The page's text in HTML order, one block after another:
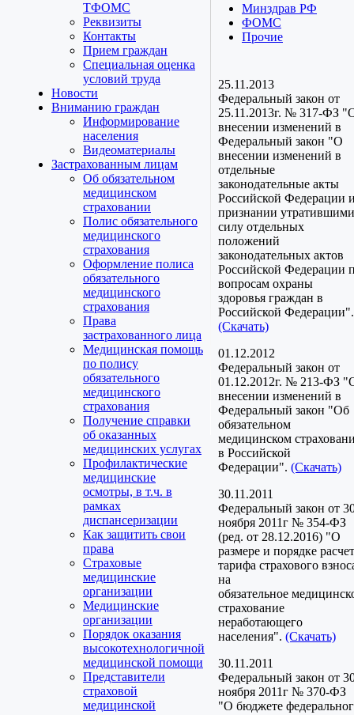
ТФОМС
Реквизиты
Контакты
Прием граждан
Специальная оценка
условий труда
Новости
Вниманию граждан
Информирование
населения
Видеоматериалы
Застрахованным лицам
Об обязательном
медицинском
страховании
Полис обязательного
медицинского
страхования
Оформление полиса
обязательного
медицинского
страхования
Права
застрахованного лица
Медицинская помощь
по полису
обязательного
медицинского
страхования
Получение справки
об оказанных
медицинских услугах
Профилактические
медицинские
осмотры, в т.ч. в
рамках
диспансеризации
Как защитить свои
права
Страховые
медицинские
организации
Медицинские
организации
Порядок оказания
высокотехнологичной
медицинской помощи
Представители
страховой
медицинской
Минздрав РФ
ФОМС
Прочие
25.11.2013
Федеральный закон от
25.11.2013г. № 317-ФЗ
внесении изменений в
Федеральный закон "О
внесении изменений в
отдельные
законодательные акты
Российской Федерации и
признании утратившими
силу отдельных
положений
законодательных актов
Российской Федерации
вопросам охраны
здоровья граждан в
Российской Федерации".
(Скачать)
01.12.2012
Федеральный закон от
01.12.2012г. № 213-ФЗ
внесении изменений в
Федеральный закон "Об
обязательном
медицинском
в Российской
Федерации". (Скачать)
30.11.2011
Федеральный закон от
ноября 2011г № 354-ФЗ
(ред. от 28.12.2016) "О
размере и порядке
тарифа страхового
на
обязательное
страхование
неработающего
населения". (Скачать)
30.11.2011
Федеральный закон от
ноября 2011г № 370-ФЗ
"О бюджете